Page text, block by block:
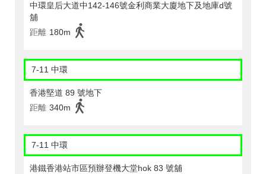
中環皇后大道中142-146號金利商業大廈地下及地庫d號
舖
距離 180m
7-11 中環
香港堅道 89 號地下
距離 340m
7-11 中環
港鐵香港站市區預辦登機大堂hok 83 號舖